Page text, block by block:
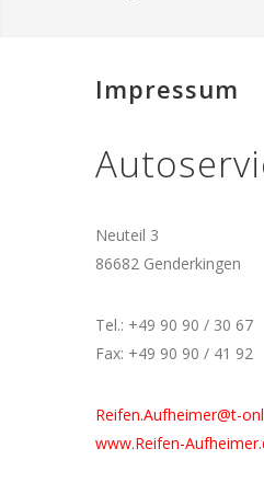
Impressum
Neuteil 3
86682 Genderkingen
Tel.: +49 90 90 / 30 67
Fax: +49 90 90 / 41 92
Reifen.Aufheimer@t-
www.Reifen-